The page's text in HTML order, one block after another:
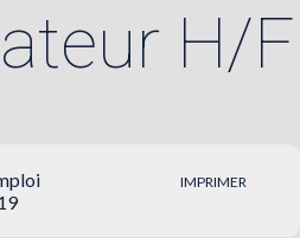
H/F
IMPRIMER